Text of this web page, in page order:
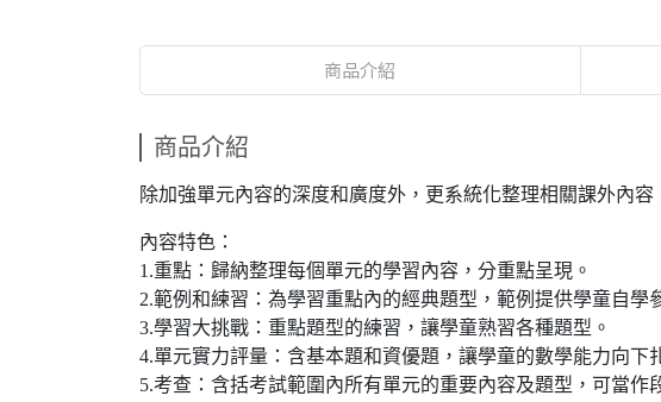
商品介紹
商品介紹
除加強單元內容的深度和廣度外，更系統化整理相關課外內
內容特色：
1.重點：歸納整理每個單元的學習內容，分重點呈現。
2.範例和練習：為學習重點內的經典題型，範例提供學童自
3.學習大挑戰：重點題型的練習，讓學童熟習各種題型。
4.單元實力評量：含基本題和資優題，讓學童的數學能力向下
5.考查：含括考試範圍內所有單元的重要內容及題型，可當作